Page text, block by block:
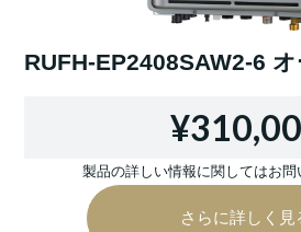
RUFH-EP2408SAW2-6
製品の詳しい情報に関してはお
さらに詳しく見